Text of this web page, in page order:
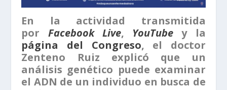
En la actividad transmitida
por Facebook Live, YouTube y la
página del Congreso, el doctor
Zenteno Ruiz explicó que un
análisis genético puede examinar
el ADN de un individuo en busca de